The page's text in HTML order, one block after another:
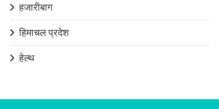
हजारीबाग
हिमाचल प्रदेश
हेल्थ